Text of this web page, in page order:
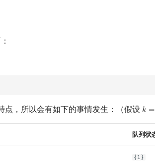
点，所以会有如下的事情发生：（假设 𝑘 =
k =3
队列状
{1}